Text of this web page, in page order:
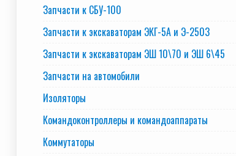
Запчасти к СБУ-100
Запчасти к экскаваторам ЭКГ-5А и Э-2503
Запчасти к экскаваторам ЭШ 10\70 и ЭШ 6\45
Запчасти на автомобили
Изоляторы
Командоконтроллеры и командоаппараты
Коммутаторы